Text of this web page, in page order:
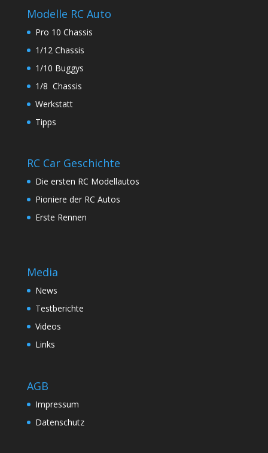
Modelle RC Auto
Pro 10 Chassis
1/12 Chassis
1/10 Buggys
1/8 Chassis
Werkstatt
Tipps
RC Car Geschichte
Die ersten RC Modellautos
Pioniere der RC Autos
Erste Rennen
Media
News
Testberichte
Videos
Links
AGB
Impressum
Datenschutz